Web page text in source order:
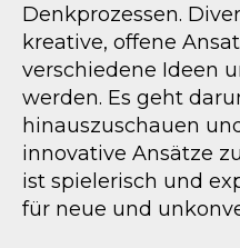
Denkprozessen.
kreative, offene
verschiedene Ideen
werden. Es geht
hinauszuschauen
innovative Ansätze
ist spielerisch und
für neue und